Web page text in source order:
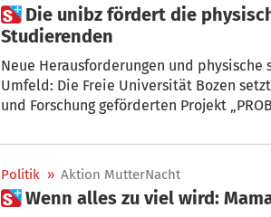
 Die unibz fördert die physische und mentale Gesundheit der
Studierenden
Neue Herausforderungen und
Umfeld: Die Freie Universität Bozen
und Forschung geförderten Projekt
Politik » Aktion MutterNacht
 Wenn alles zu viel wird: